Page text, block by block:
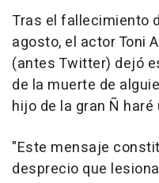
Tras el fallecimiento
agosto, el actor Toni
(antes Twitter) dejó
de la muerte de
hijo de la gran Ñ
"Este mensaje
desprecio que